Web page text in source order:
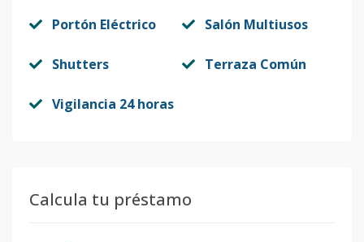
Portón Eléctrico Salón Multiusos
Shutters Terraza Común
Vigilancia 24 horas
Calcula tu préstamo